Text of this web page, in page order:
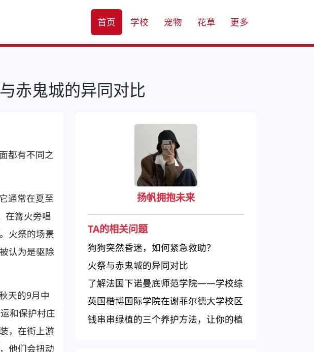
首页 学校 宠物 花草 更多
赤鬼城的异同对比
都有不同之
通常在夏至
在篝火旁唱
火祭的场景
认为是驱除
天的9月中
和保护村庄
，在街上游
他们会扭动
扬帆拥抱未来
TA的相关问题
狗狗突然昏迷，如何紧急救助？
火祭与赤鬼城的异同对比
了解法国下诺曼底师范学院——学校综
述、教学质量和校园生活
英国楷博国际学院在谢菲尔德大学校区
的优势与劣势
钱串串绿植的三个养护方法，让你的植